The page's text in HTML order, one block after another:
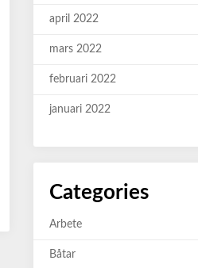
april 2022
mars 2022
februari 2022
januari 2022
Categories
Arbete
Båtar